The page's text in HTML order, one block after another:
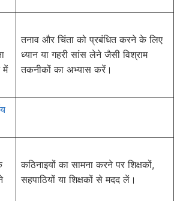
में
तनाव और चिंता को प्रबंधित करने के लिए
ध्यान या गहरी सांस लेने जैसी विश्राम
तकनीकों का अभ्यास करें।
कठिनाइयों का सामना करने पर शिक्षकों,
सहपाठियों या शिक्षकों से मदद लें।